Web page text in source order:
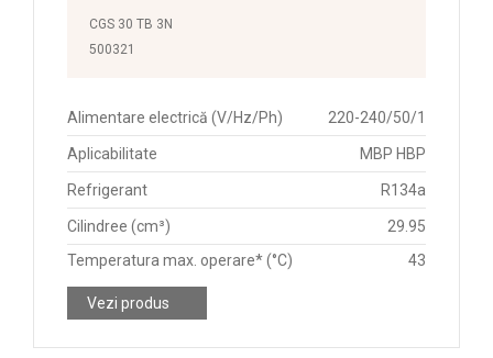
CGS 30 TB 3N
500321
Alimentare electrică (V/Hz/Ph) 220-240/50/1
Aplicabilitate MBP HBP
Refrigerant R134a
Cilindree (cm³)
29.95
Temperatura max. operare* (°C)
43
Vezi produs